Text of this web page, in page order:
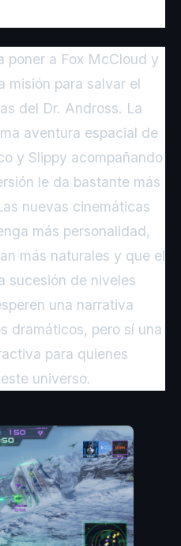
poner a Fox McCloud y
misión para salvar el
del Dr. Andross. La
aventura espacial de
y Slippy acompañando
le da bastante más
nuevas cinemáticas
más personalidad,
más naturales y que el
sucesión de niveles
una narrativa
dramáticos, pero sí una
para quienes
universo.